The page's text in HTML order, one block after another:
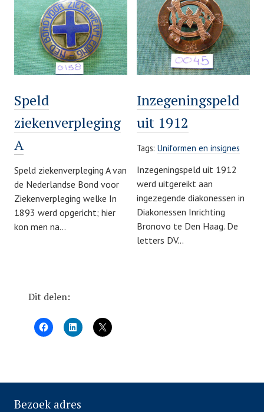
Speld
ziekenverpleging
A
Speld ziekenverpleging A van
de Nederlandse Bond voor
Ziekenverpleging welke In
1893 werd opgericht; hier
kon men na…
Inzegeningspeld
uit 1912
Tags: Uniformen en insignes
Inzegeningspeld uit 1912
werd uitgereikt aan
ingezegende diakonessen in
Diakonessen Inrichting
Bronovo te Den Haag. De
letters DV…
Dit delen:
Bezoek adres